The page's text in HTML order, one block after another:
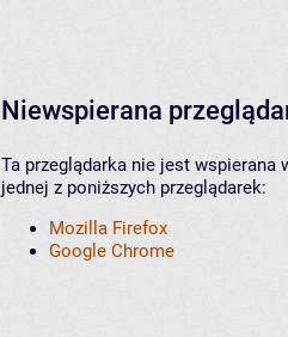
Niewspierana
Ta przeglądarka nie jest wspierana
jednej z poniższych przeglądarek:
Mozilla Firefox
Google Chrome